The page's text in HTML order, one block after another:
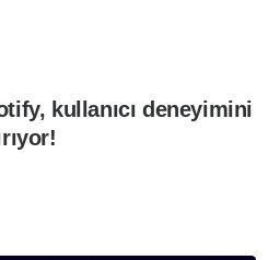
kullanıcı deneyimini